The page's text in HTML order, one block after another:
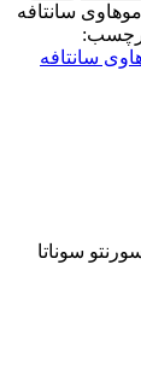
سانتافه
سانتافه
سوناتا